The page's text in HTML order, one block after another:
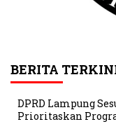
BERITA
DPRD Lampung
Prioritaskan